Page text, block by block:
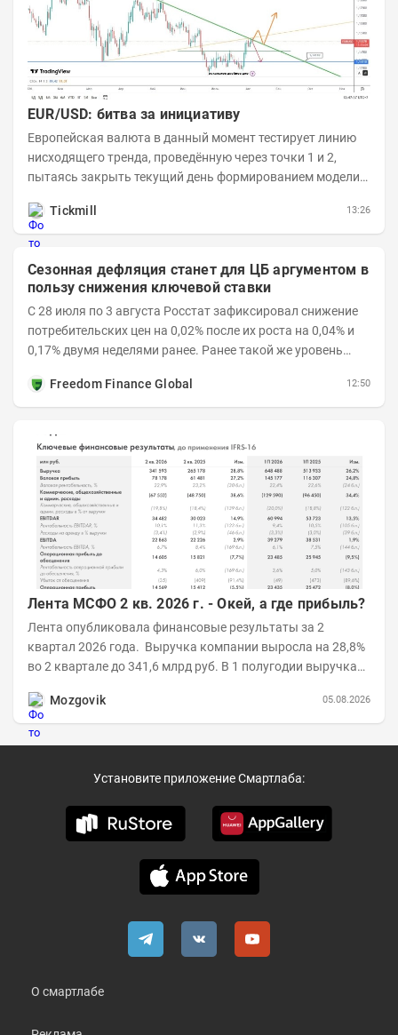
EUR/USD: битва за инициативу
Европейская валюта в данный момент тестирует линию
нисходящего тренда, проведённую через точки 1 и 2,
пытаясь закрыть текущий день формированием модели
Tickmill
13:26
Сезонная дефляция станет для ЦБ аргументом в
пользу снижения ключевой ставки
С 28 июля по 3 августа Росстат зафиксировал снижение
потребительских цен на 0,02% после их роста на 0,04% и
0,17% двумя неделями ранее. Ранее такой же уровень
Freedom Finance Global
12:50
Лента МСФО 2 кв. 2026 г. - Окей, а где прибыль?
Лента опубликовала финансовые результаты за 2
квартал 2026 года. Выручка компании выросла на 28,8%
во 2 квартале до 341,6 млрд руб. В 1 полугодии выручка
Mozgovik
05.08.2026
Установите приложение Смартлаба:
О смартлабе